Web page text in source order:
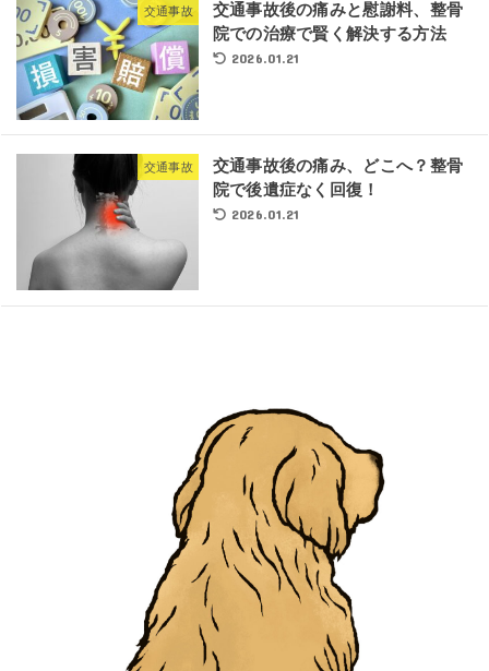
交通事故
交通事故後の痛みと慰謝料、整骨
院での治療で賢く解決する方法
2026.01.21
交通事故
交通事故後の痛み、どこへ？整骨
院で後遺症なく回復！
2026.01.21